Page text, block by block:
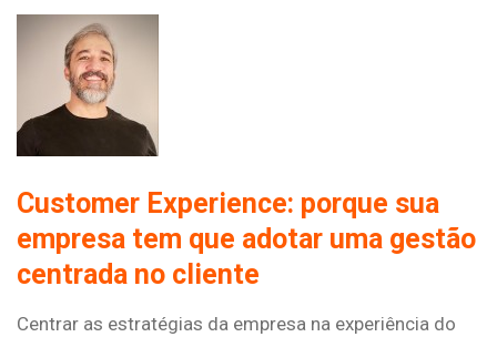
Customer Experience: porque sua
empresa tem que adotar uma gestão
centrada no cliente
Centrar as estratégias da empresa na experiência do